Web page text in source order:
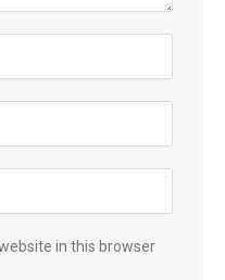
in this browser